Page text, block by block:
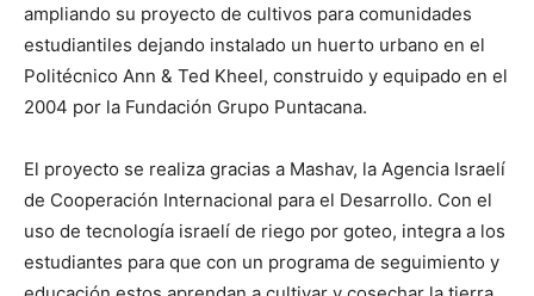
ampliando su proyecto de cultivos para comunidades
estudiantiles dejando instalado un huerto urbano en el
Politécnico Ann & Ted Kheel, construido y equipado en el
2004 por la Fundación Grupo Puntacana.
El proyecto se realiza gracias a Mashav, la Agencia Israelí
de Cooperación Internacional para el Desarrollo. Con el
uso de tecnología israelí de riego por goteo, integra a los
estudiantes para que con un programa de seguimiento y